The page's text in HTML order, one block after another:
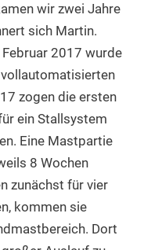
wir zwei Jahre
sich Martin.
2017 wurde
zogen die ersten
ein Stallsystem
Eine Mastpartie
8 Wochen
zunächst für vier
kommen sie
Dort